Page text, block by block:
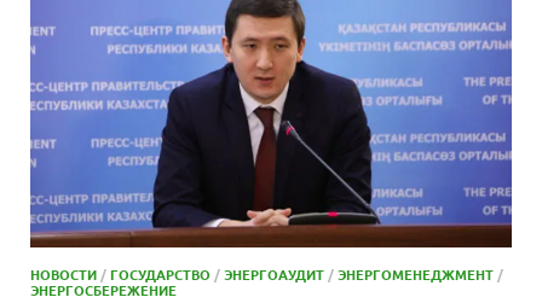
НОВОСТИ /ГОСУДАРСТВО /ЭНЕРГОАУДИТ /ЭНЕРГОМЕНЕДЖМЕНТ /
ЭНЕРГОСБЕРЕЖЕНИЕ